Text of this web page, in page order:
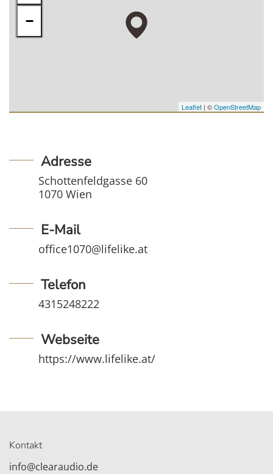
−
Leaflet | ©OpenStreetMap
Adresse
Schottenfeldgasse 60
1070 Wien
E-Mail
office1070@lifelike.at
Telefon
4315248222
Webseite
https://www.lifelike.at/
Kontakt
info@clearaudio.de